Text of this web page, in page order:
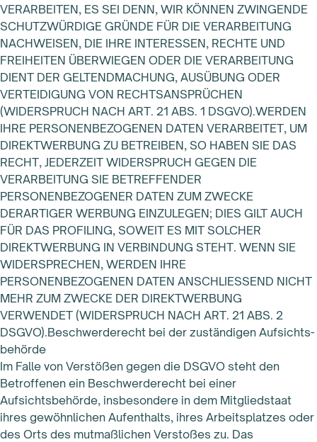
VERARBEITEN, ES SEI DENN, WIR KÖNNEN ZWINGENDE
SCHUTZWÜRDIGE GRÜNDE FÜR DIE VERARBEITUNG
NACHWEISEN, DIE IHRE INTERESSEN, RECHTE UND
FREIHEITEN ÜBERWIEGEN ODER DIE VERARBEITUNG
DIENT DER GELTENDMACHUNG, AUSÜBUNG ODER
VERTEIDIGUNG VON RECHTSANSPRÜCHEN
(WIDERSPRUCH NACH ART. 21 ABS. 1 DSGVO).WERDEN
IHRE PERSONENBEZOGENEN DATEN VERARBEITET, UM
DIREKTWERBUNG ZU BETREIBEN, SO HABEN SIE DAS
RECHT, JEDERZEIT WIDERSPRUCH GEGEN DIE
VERARBEITUNG SIE BETREFFENDER
PERSONENBEZOGENER DATEN ZUM ZWECKE
DERARTIGER WERBUNG EINZULEGEN; DIES GILT AUCH
FÜR DAS PROFILING, SOWEIT ES MIT SOLCHER
DIREKTWERBUNG IN VERBINDUNG STEHT. WENN SIE
WIDERSPRECHEN, WERDEN IHRE
PERSONENBEZOGENEN DATEN ANSCHLIESSEND NICHT
MEHR ZUM ZWECKE DER DIREKTWERBUNG
VERWENDET (WIDERSPRUCH NACH ART. 21 ABS. 2
DSGVO).Beschwerde­recht bei der zuständigen Aufsichts­
behörde
Im Falle von Verstößen gegen die DSGVO steht den
Betroffenen ein Beschwerderecht bei einer
Aufsichtsbehörde, insbesondere in dem Mitgliedstaat
ihres gewöhnlichen Aufenthalts, ihres Arbeitsplatzes oder
des Orts des mutmaßlichen Verstoßes zu. Das